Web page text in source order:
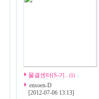
물결센터(S-기.. (1)
ensoen-D
[2012-07-06 13:13]